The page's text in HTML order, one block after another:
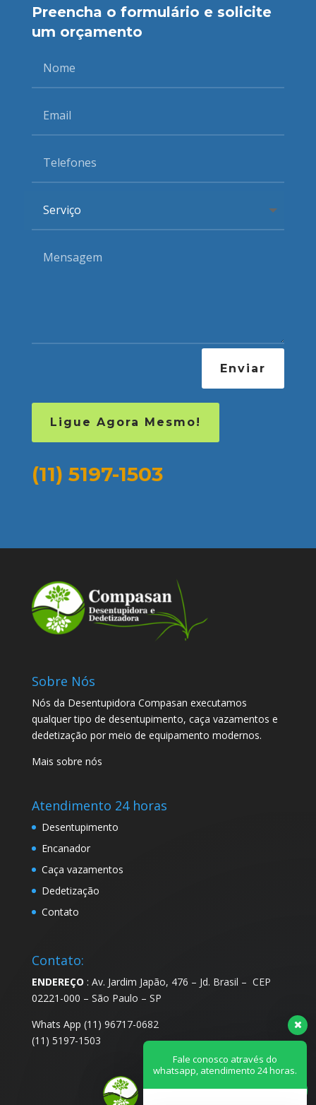
Preencha o formulário e solicite
um orçamento
Enviar
Ligue Agora Mesmo!
(11) 5197-1503
Sobre Nós
Nós da Desentupidora Compasan executamos
qualquer tipo de desentupimento, caça vazamentos e
dedetização por meio de equipamento modernos.
Mais sobre nós
Atendimento 24 horas
Desentupimento
Encanador
Caça vazamentos
Dedetização
Contato
Contato:
ENDEREÇO : Av. Jardim Japão, 476 – Jd. Brasil – CEP
02221-000 – São Paulo – SP
Whats App (11) 96717-0682
(11) 5197-1503
Fale conosco através do
whatsapp, atendimento 24 horas.
Olá, precisa de ajuda?